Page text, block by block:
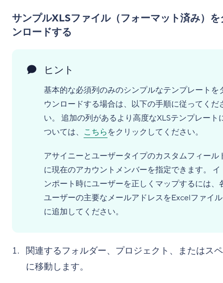
サンプルXLSファイル（フォーマット済み）を
ンロードする
ヒント
基本的な必須列のみのシンプルなテンプレートを
ウンロードする場合は、以下の手順に従ってくだ
い。 追加の列があるより高度なXLSテンプレート
ついては、 こちらをクリックしてください。
アサイニーとユーザータイプのカスタムフィール
に現在のアカウントメンバーを指定できます。 イ
ンポート時にユーザーを正しくマップするには、
ユーザーの主要なメールアドレスをExcelファイル
に追加してください。
関連するフォルダー、プロジェクト、またはス
に移動します。